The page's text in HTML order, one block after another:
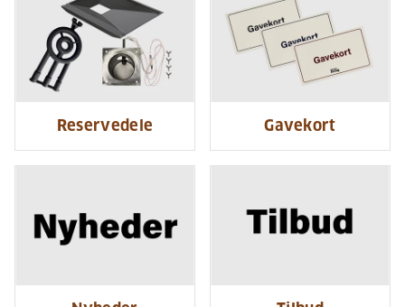
Reservedele Gavekort